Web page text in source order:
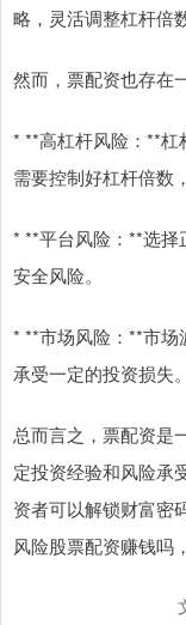
略，灵活调整杠杆倍
然而，票配资也存在
* **高杠杆风险：**
需要控制好杠杆倍数
* **平台风险：**选择
安全风险。
* **市场风险：**市场
承受一定的投资损失。
总而言之，票配资是
定投资经验和风险承
资者可以解锁财富密
风险股票配资赚钱吗